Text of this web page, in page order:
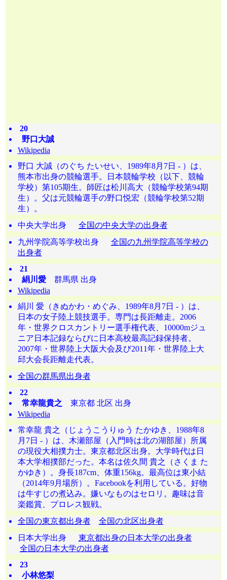
20
野口大誠
Wikipedia
野口 大誠（のぐち たいせい、1989年8月7日 - ）は、
熊本市出身の競輪選手。日本競輪学校（以下、競輪
学校）第105期生。師匠は松川高大（競輪学校第94期
生）。父は元競輪選手の野口悦宏（競輪学校第52期
生）。
中央大学出身 全国の中央大学の出身者
九州学院高等学校出身 全国の九州学院高等学校の
出身者
21
絹川愛群馬県 出身
Wikipedia
絹川 愛（きぬかわ・めぐみ、1989年8月7日 - ）は、
日本の女子陸上競技選手。専門は長距離走。2006
年・世界クロスカントリー選手権代表、10000mジュ
ニア日本記録ならびに日本高校最高記録保持者。
2007年・世界陸上大阪大会及び2011年・世界陸上大
邱大会長距離走代表。
全国の群馬県出身者
22
常幸龍貴之 東京都 北区 出身
Wikipedia
常幸龍 貴之（じょうこうりゅう たかゆき、1988年8
月7日 - ）は、木瀬部屋（入門時は北の湖部屋）所属
の現役大相撲力士。東京都北区出身。大学時代は日
本大学相撲部だった。本名は佐久間 貴之（さくま た
かゆき）。身長187cm、体重156kg。最高位は東小結
（2014年9月場所）。Facebookを利用している。好物
は牛すじの煮込み。嫌いなものはセロリ。趣味は音
楽鑑賞、プロレス観戦。
全国の東京都出身者
全国の北区出身者
日本大学出身 東京都出身の日本大学の出身者
全国の日本大学の出身者
23
小林悠梨